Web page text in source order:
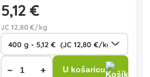
5,12 €
JC 12,80 €/kg
− + U košaricu